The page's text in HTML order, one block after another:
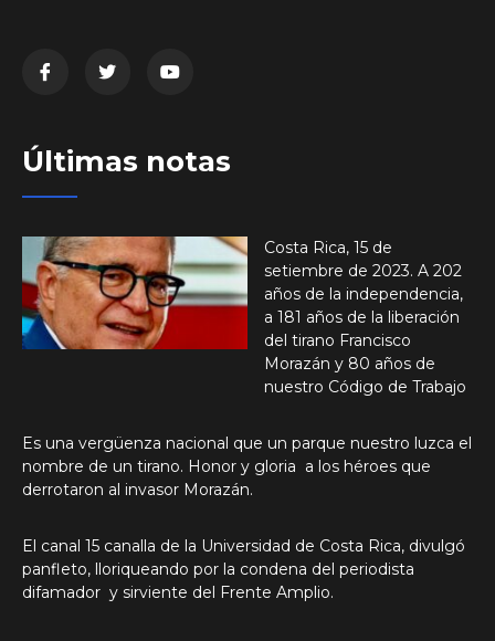
Últimas notas
Costa Rica, 15 de
setiembre de 2023. A 202
años de la independencia,
a 181 años de la liberación
del tirano Francisco
Morazán y 80 años de
nuestro Código de Trabajo
Es una vergüenza nacional que un parque nuestro luzca el
nombre de un tirano. Honor y gloria a los héroes que
derrotaron al invasor Morazán.
El canal 15 canalla de la Universidad de Costa Rica, divulgó
panfleto, lloriqueando por la condena del periodista
difamador y sirviente del Frente Amplio.